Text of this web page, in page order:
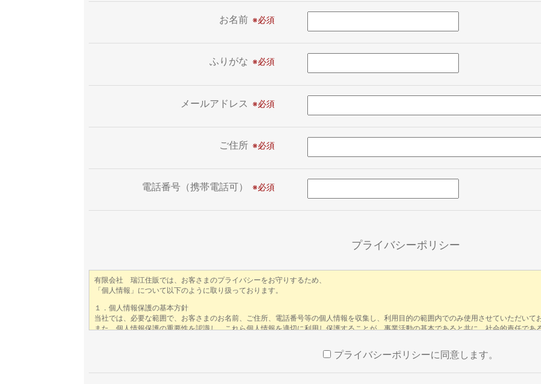
お名前
ふりがな
メールアドレス
ご住所
電話番号（携帯電話可）
プライバシーポリシー
プライバシーポリシーに同意します。